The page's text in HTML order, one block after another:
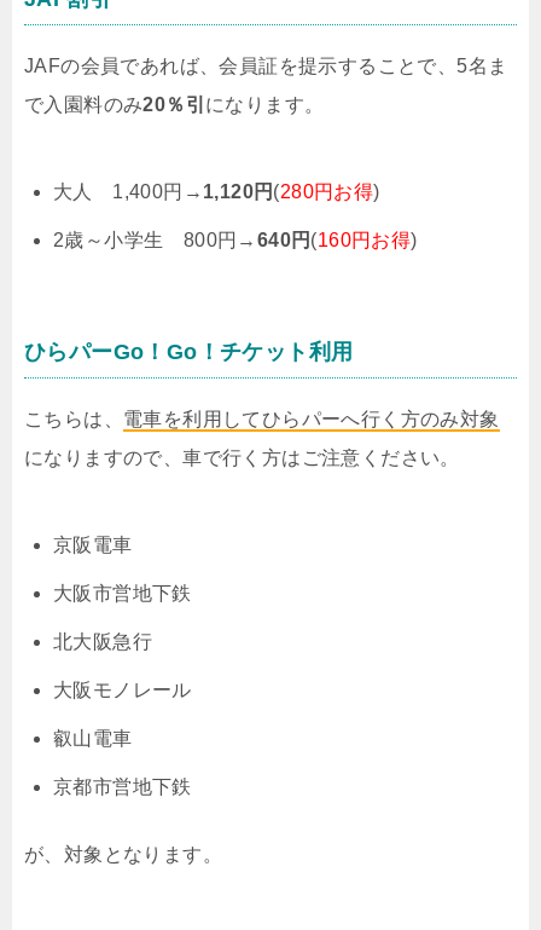
JAFの会員であれば、会員証を提示することで、5名ま
で入園料のみ20％引 になります。
大人 1,400円→ 1,120円 (280円お得)
2歳～小学生 800円→ 640円 (160円お得)
ひらパーGo！Go！チケット利用
こちらは、 電車を利用してひらパーへ行く方のみ対象
になりますので、車で行く方はご注意ください。
京阪電車
大阪市営地下鉄
北大阪急行
大阪モノレール
叡山電車
京都市営地下鉄
が、対象となります。